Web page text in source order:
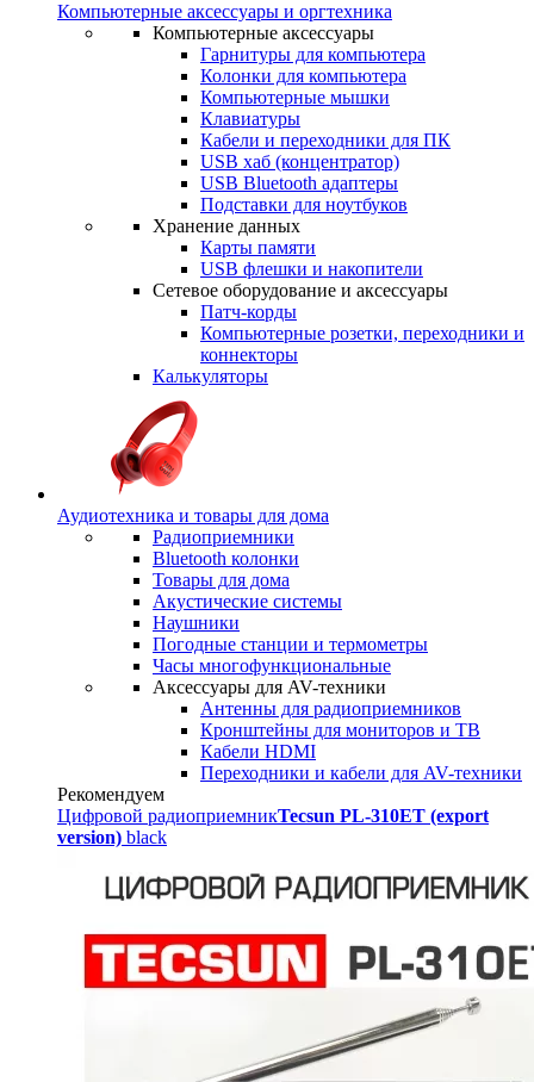
Компьютерные аксессуары и оргтехника
Компьютерные аксессуары
Гарнитуры для компьютера
Колонки для компьютера
Компьютерные мышки
Клавиатуры
Кабели и переходники для ПК
USB хаб (концентратор)
USB Bluetooth адаптеры
Подставки для ноутбуков
Хранение данных
Карты памяти
USB флешки и накопители
Сетевое оборудование и аксессуары
Патч-корды
Компьютерные розетки, переходники и
коннекторы
Калькуляторы
Аудиотехника и товары для дома
Радиоприемники
Bluetooth колонки
Товары для дома
Акустические системы
Наушники
Погодные станции и термометры
Часы многофункциональные
Аксессуары для AV-техники
Антенны для радиоприемников
Кронштейны для мониторов и ТВ
Кабели HDMI
Переходники и кабели для AV-техники
Рекомендуем
Цифровой радиоприемникTecsun PL-310ET (export
version) black